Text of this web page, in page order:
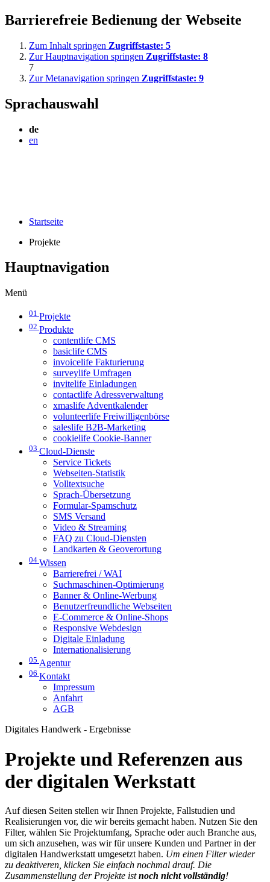
Barrierefreie Bedienung der Webseite
Zum Inhalt springen Zugriffstaste: 5
Zur Hauptnavigation springen Zugriffstaste: 8
7
Zur Metanavigation springen Zugriffstaste: 9
Sprachauswahl
de
en
Startseite
Projekte
Hauptnavigation
Menü
01 Projekte
02 Produkte
contentlife CMS
basiclife CMS
invoicelife Fakturierung
surveylife Umfragen
invitelife Einladungen
contactlife Adressverwaltung
xmaslife Adventkalender
volunteerlife Freiwilligenbörse
saleslife B2B-Marketing
cookielife Cookie-Banner
03 Cloud-Dienste
Service Tickets
Webseiten-Statistik
Volltextsuche
Sprach-Übersetzung
Formular-Spamschutz
SMS Versand
Video & Streaming
FAQ zu Cloud-Diensten
Landkarten & Geoverortung
04 Wissen
Barrierefrei / WAI
Suchmaschinen-Optimierung
Banner & Online-Werbung
Benutzerfreundliche Webseiten
E-Commerce & Online-Shops
Responsive Webdesign
Digitale Einladung
Internationalisierung
05 Agentur
06 Kontakt
Impressum
Anfahrt
AGB
Digitales Handwerk - Ergebnisse
Projekte und Referenzen aus
der digitalen Werkstatt
Auf diesen Seiten stellen wir Ihnen Projekte, Fallstudien und
Realisierungen vor, die wir bereits gemacht haben. Nutzen Sie den
Filter, wählen Sie Projektumfang, Sprache oder auch Branche aus,
um sich anzusehen, was wir für unsere Kunden und Partner in der
digitalen Handwerkstatt umgesetzt haben. Um einen Filter wieder
zu deaktiveren, klicken Sie einfach nochmal drauf. Die
Zusammenstellung der Projekte istnoch nicht vollständig!